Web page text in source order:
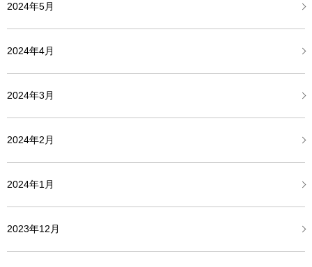
2024年5月
2024年4月
2024年3月
2024年2月
2024年1月
2023年12月